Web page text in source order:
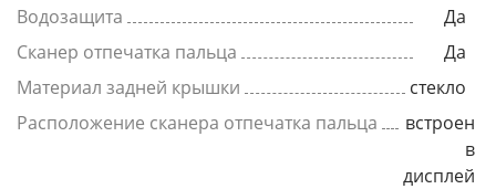
Водозащита
Да
Сканер отпечатка пальца
Да
Материал задней крышки
стекло
Расположение сканера отпечатка пальца
встроен
в
дисплей